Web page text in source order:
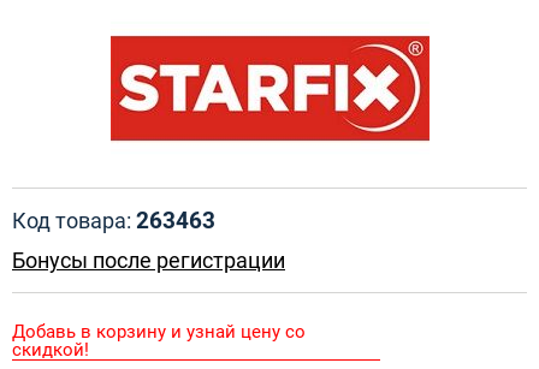
Код товара: 263463
Бонусы после регистрации
Добавь в корзину и узнай цену со
скидкой!